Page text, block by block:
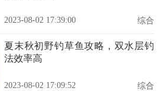
2023-08-02 17:39:00 综合
夏末秋初野钓草鱼攻略，双水层钓
法效率高
2023-08-02 17:09:52 综合